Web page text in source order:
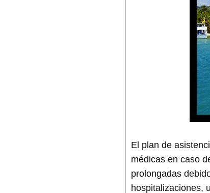
El plan de
médicas en caso
prolongadas
hospitalizaciones,